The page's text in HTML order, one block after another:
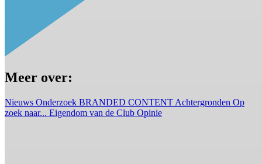
Meer over:
Nieuws Onderzoek BRANDED CONTENT Achtergronden Op
zoek naar... Eigendom van de Club Opinie